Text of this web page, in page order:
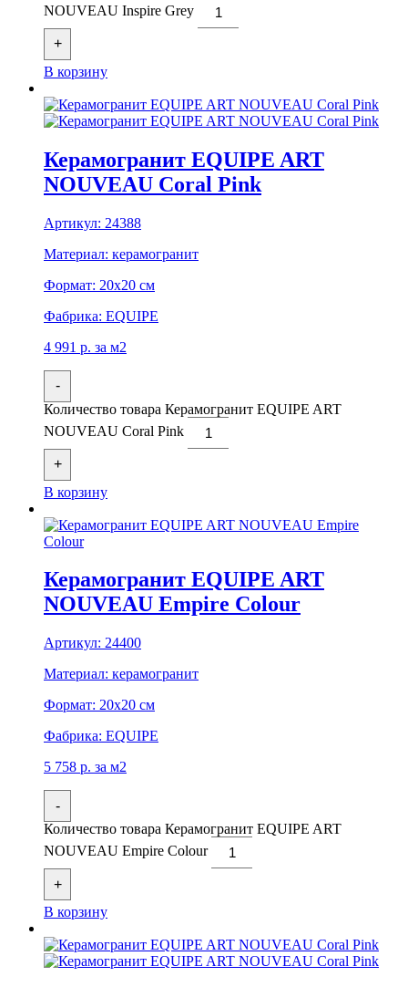
NOUVEAU Inspire Grey
+
В корзину
Керамогранит EQUIPE ART
NOUVEAU Coral Pink
Артикул: 24388
Материал: керамогранит
Формат: 20x20 см
Фабрика: EQUIPE
4 991 р. за м2
-
Количество товара Керамогранит EQUIPE ART
NOUVEAU Coral Pink
+
В корзину
Керамогранит EQUIPE ART
NOUVEAU Empire Colour
Артикул: 24400
Материал: керамогранит
Формат: 20x20 см
Фабрика: EQUIPE
5 758 р. за м2
-
Количество товара Керамогранит EQUIPE ART
NOUVEAU Empire Colour
+
В корзину